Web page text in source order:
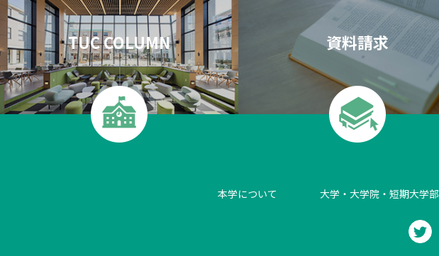
TUC COLUMN 資料請求
本学について 大学・大学院・短期大学部